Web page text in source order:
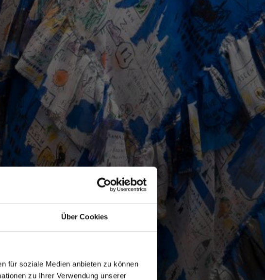
Über Cookies
für soziale Medien anbieten zu können
zu Ihrer Verwendung unserer